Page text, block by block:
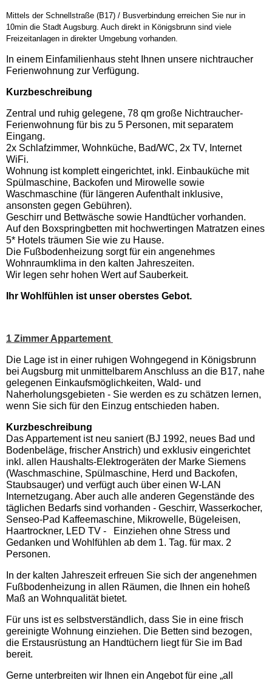
Mittels der Schnellstraße (B17) / Busverbindung erreichen Sie nur in
10min die Stadt Augsburg. Auch direkt in Königsbrunn sind viele
Freizeitanlagen in direkter Umgebung vorhanden.
In einem Einfamilienhaus steht Ihnen unsere nichtraucher
Ferienwohnung zur Verfügung.
Kurzbeschreibung
Zentral und ruhig gelegene, 78 qm große Nichtraucher-
Ferienwohnung für bis zu 5 Personen, mit separatem
Eingang.
2x Schlafzimmer, Wohnküche, Bad/WC, 2x TV, Internet
WiFi.
Wohnung ist komplett eingerichtet, inkl. Einbauküche mit
Spülmaschine, Backofen und Mirowelle sowie
Waschmaschine (für längeren Aufenthalt inklusive,
ansonsten gegen Gebühren).
Geschirr und Bettwäsche sowie Handtücher vorhanden.
Auf den Boxspringbetten mit hochwertingen Matratzen eines
5* Hotels träumen Sie wie zu Hause.
Die Fußbodenheizung sorgt für ein angenehmes
Wohnraumklima in den kalten Jahreszeiten.
Wir legen sehr hohen Wert auf Sauberkeit.
Ihr Wohlfühlen ist unser oberstes Gebot.
1 Zimmer Appartement
Die Lage ist in einer ruhigen Wohngegend in Königsbrunn
bei Augsburg mit unmittelbarem Anschluss an die B17, nahe
gelegenen Einkaufsmöglichkeiten, Wald- und
Naherholungsgebieten - Sie werden es zu schätzen lernen,
wenn Sie sich für den Einzug entschieden haben.
Kurzbeschreibung
Das Appartement ist neu saniert (BJ 1992, neues Bad und
Bodenbeläge, frischer Anstrich) und exklusiv eingerichtet
inkl. allen Haushalts-Elektrogeräten der Marke Siemens
(Waschmaschine, Spülmaschine, Herd und Backofen,
Staubsauger) und verfügt auch über einen W-LAN
Internetzugang. Aber auch alle anderen Gegenstände des
täglichen Bedarfs sind vorhanden - Geschirr, Wasserkocher,
Senseo-Pad Kaffeemaschine, Mikrowelle, Bügeleisen,
Haartrockner, LED TV - Einziehen ohne Stress und
Gedanken und Wohlfühlen ab dem 1. Tag. für max. 2
Personen.
In der kalten Jahreszeit erfreuen Sie sich der angenehmen
Fußbodenheizung in allen Räumen, die Ihnen ein hoheß
Maß an Wohnqualität bietet.
Für uns ist es selbstverständlich, dass Sie in eine frisch
gereinigte Wohnung einziehen. Die Betten sind bezogen,
die Erstausrüstung an Handtüchern liegt für Sie im Bad
bereit.
Gerne unterbreiten wir Ihnen ein Angebot für eine „all